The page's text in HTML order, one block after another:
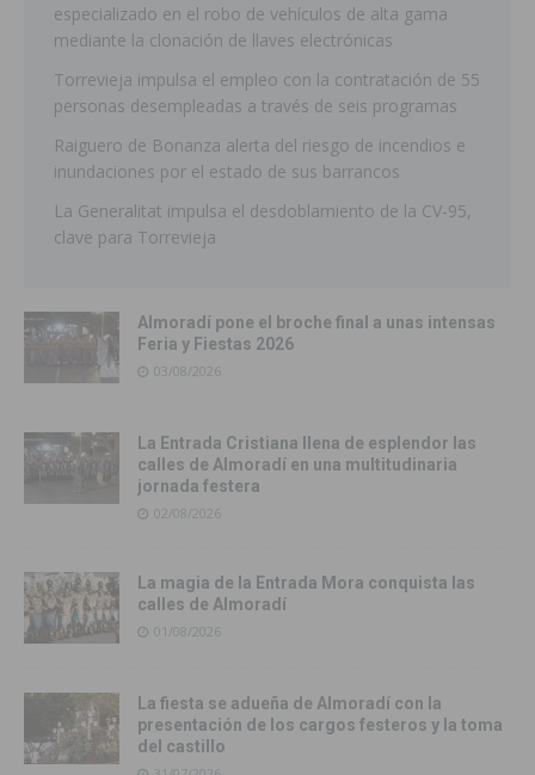
especializado en el robo de vehículos de alta gama
mediante la clonación de llaves electrónicas
Torrevieja impulsa el empleo con la contratación de 55
personas desempleadas a través de seis programas
Raiguero de Bonanza alerta del riesgo de incendios e
inundaciones por el estado de sus barrancos
La Generalitat impulsa el desdoblamiento de la CV-95,
clave para Torrevieja
Almoradí pone el broche final a unas intensas
Feria y Fiestas 2026
03/08/2026
La Entrada Cristiana llena de esplendor las
calles de Almoradí en una multitudinaria
jornada festera
02/08/2026
La magia de la Entrada Mora conquista las
calles de Almoradí
01/08/2026
La fiesta se adueña de Almoradí con la
presentación de los cargos festeros y la toma
del castillo